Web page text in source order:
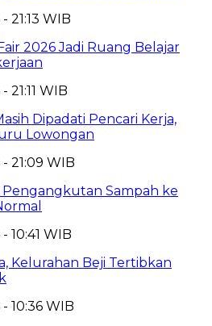
21:13 WIB
2026 Jadi Ruang Belajar
21:11 WIB
Dipadati Pencari Kerja,
Lowongan
21:09 WIB
Pengangkutan Sampah ke
10:41 WIB
Kelurahan Beji Tertibkan
10:36 WIB